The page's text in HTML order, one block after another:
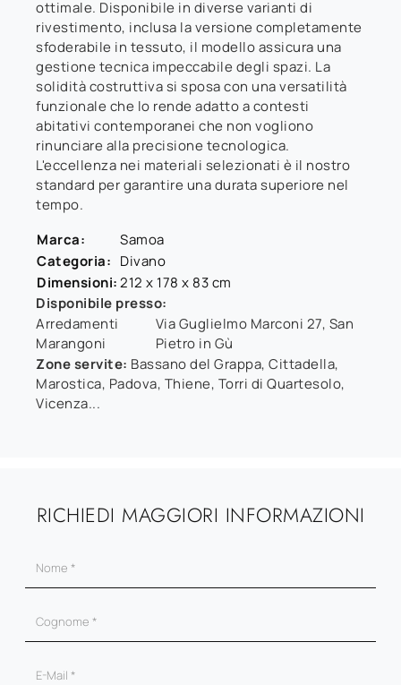
ottimale. Disponibile in diverse varianti di
rivestimento, inclusa la versione completamente
sfoderabile in tessuto, il modello assicura una
gestione tecnica impeccabile degli spazi. La
solidità costruttiva si sposa con una versatilità
funzionale che lo rende adatto a contesti
abitativi contemporanei che non vogliono
rinunciare alla precisione tecnologica.
L'eccellenza nei materiali selezionati è il nostro
standard per garantire una durata superiore nel
tempo.
Marca:
Samoa
Categoria: Divano
Dimensioni:212 x 178 x 83 cm
Disponibile presso:
Arredamenti
Marangoni
Via Guglielmo Marconi 27, San
Pietro in Gù
Zone servite: Bassano del Grappa, Cittadella,
Marostica, Padova, Thiene, Torri di Quartesolo,
Vicenza...
RICHIEDI MAGGIORI INFORMAZIONI